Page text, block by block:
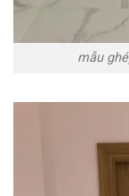
mẫu